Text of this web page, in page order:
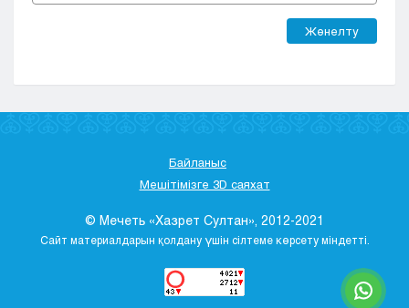
Жөнелту
Байланыс
Мешітімізге 3D саяхат
© Мечеть «Хазрет Султан», 2012-2021
Сайт материалдарын қолдану үшін сілтеме көрсету міндетті.